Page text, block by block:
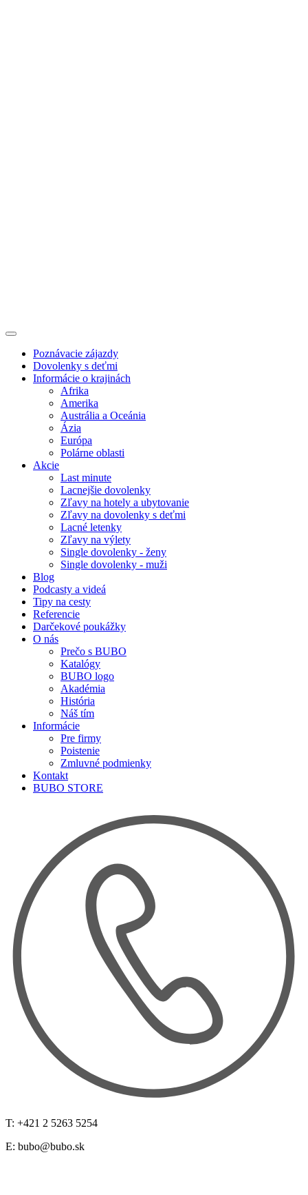
Poznávacie zájazdy
Dovolenky s deťmi
Informácie o krajinách
Afrika
Amerika
Austrália a Oceánia
Ázia
Európa
Polárne oblasti
Akcie
Last minute
Lacnejšie dovolenky
Zľavy na hotely a ubytovanie
Zľavy na dovolenky s deťmi
Lacné letenky
Zľavy na výlety
Single dovolenky - ženy
Single dovolenky - muži
Blog
Podcasty a videá
Tipy na cesty
Referencie
Darčekové poukážky
O nás
Prečo s BUBO
Katalógy
BUBO logo
Akadémia
História
Náš tím
Informácie
Pre firmy
Poistenie
Zmluvné podmienky
Kontakt
BUBO STORE
T: +421 2 5263 5254
E: bubo@bubo.sk